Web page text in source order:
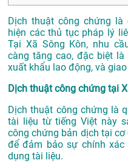
Dịch thuật công chứng
hiện các thủ tục pháp lý
Tại Xã Sông Kôn, nhu
càng tăng cao, đặc biệt
xuất khẩu lao động, và
Dịch thuật công chứng tại
Dịch thuật công chứng là
tài liệu từ tiếng Việt này
công chứng bản dịch tại
để đảm bảo sự chính
dụng tài liệu.